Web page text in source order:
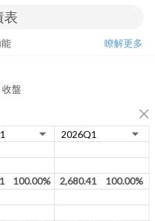
瞭解更多
盤
close
100.00% 2,680.41
100.00%